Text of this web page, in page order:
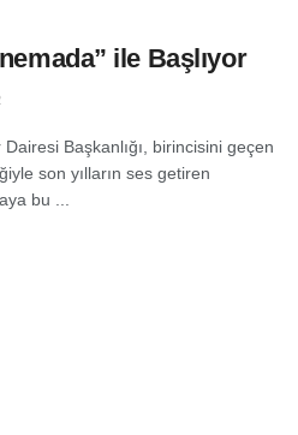
ile Başlıyor
Başkanlığı, birincisini geçen
son yılların ses getiren
bu ...